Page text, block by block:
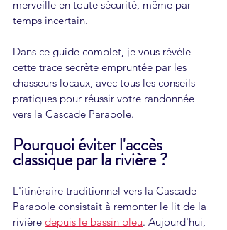
merveille en toute sécurité, même par
temps incertain.
Dans ce guide complet, je vous révèle
cette trace secrète empruntée par les
chasseurs locaux, avec tous les conseils
pratiques pour réussir votre randonnée
vers la Cascade Parabole.
Pourquoi éviter l'accès
classique par la rivière ?
L'itinéraire traditionnel vers la Cascade
Parabole consistait à remonter le lit de la
rivière depuis le bassin bleu. Aujourd'hui,